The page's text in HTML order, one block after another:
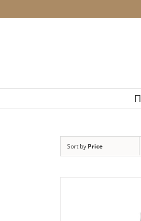
to
Sort by Price